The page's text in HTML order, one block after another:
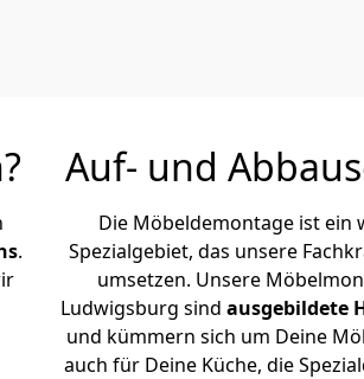
.
Auf- und
Die Möbeldemontage ist ein
Spezialgebiet, das unsere
umsetzen. Unsere
Ludwigsburg sind ausgebildete
und kümmern sich um Deine
auch für Deine Küche, die